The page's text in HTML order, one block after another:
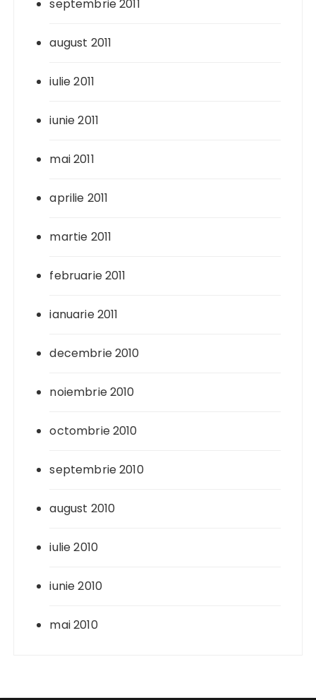
septembrie 2011
august 2011
iulie 2011
iunie 2011
mai 2011
aprilie 2011
martie 2011
februarie 2011
ianuarie 2011
decembrie 2010
noiembrie 2010
octombrie 2010
septembrie 2010
august 2010
iulie 2010
iunie 2010
mai 2010